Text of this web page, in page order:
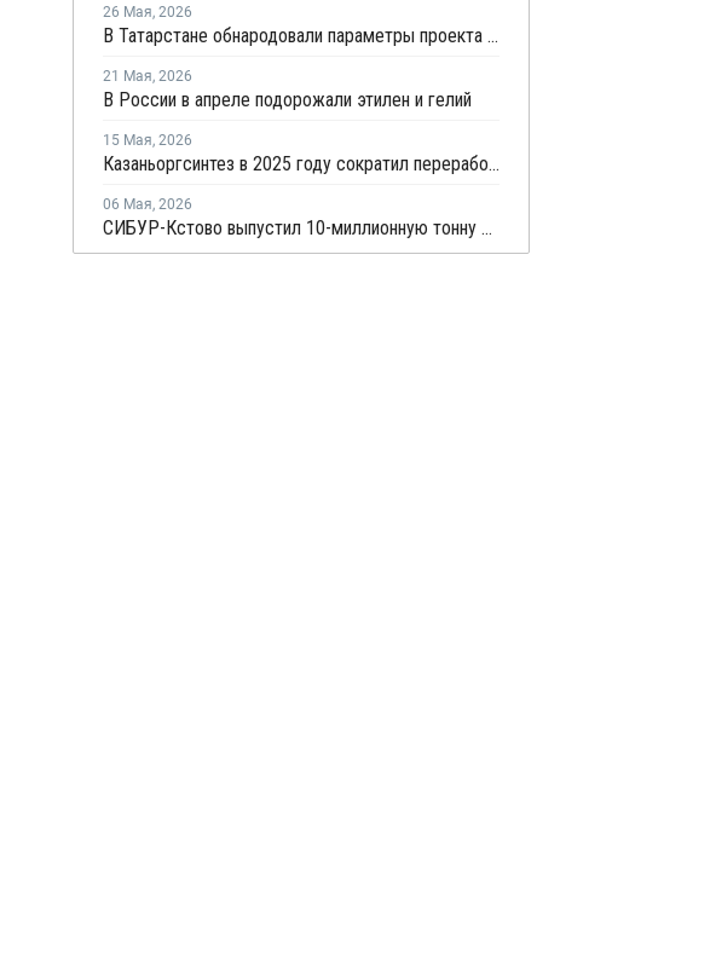
26 Мая, 2026
В Татарстане обнародовали параметры проекта промпарка "Этилен-600"
21 Мая, 2026
В России в апреле подорожали этилен и гелий
15 Мая, 2026
Казаньоргсинтез в 2025 году сократил переработку этана на 5%, сжиженного газа – на 24%
06 Мая, 2026
СИБУР-Кстово выпустил 10-миллионную тонну этилена в Нижегородской области